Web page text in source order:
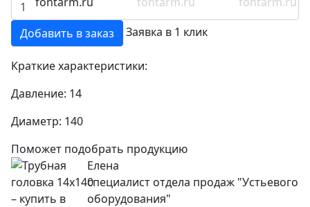
Добавить в заказ Заявка в 1 клик
Краткие характеристики:
Давление: 14
Диаметр: 140
Поможет подобрать продукцию
Елена
специалист отдела продаж "Устьевого
оборудования"